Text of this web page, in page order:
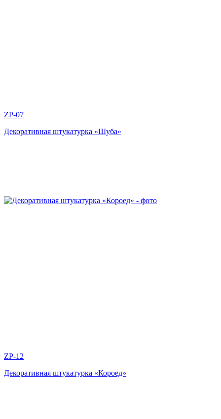
ZP-07
Декоративная штукатурка «Шуба»
ZP-12
Декоративная штукатурка «Короед»